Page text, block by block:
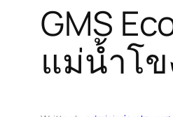
GMS
แม่น้ำโข